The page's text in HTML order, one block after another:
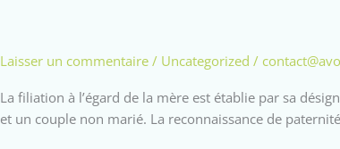
Laisser un commentaire / Uncategorized /
La filiation à l’égard de la mère est établie par sa
et un couple non marié. La reconnaissance de